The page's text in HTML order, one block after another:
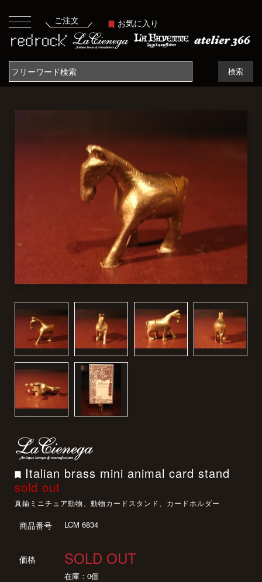
ご注文 お気に入り
検索
Italian brass mini animal card stand
sold out
真鍮ミニチュア動物、動物カードスタンド、カードホルダー
商品番号 LCM 6834
価格 SOLD OUT
在庫：0個